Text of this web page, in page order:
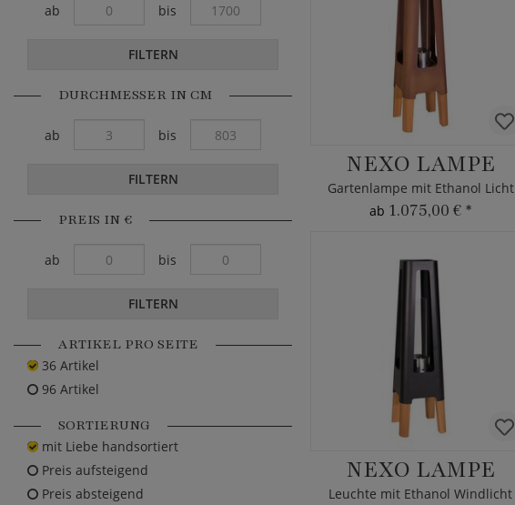
NEXO LAMPE
Gartenlampe mit Ethanol Licht
ab 1.075,00 € *
NEXO LAMPE
Leuchte mit Ethanol Windlicht
ab bis
FILTERN
DURCHMESSER IN CM
ab bis
FILTERN
PREIS IN €
ab bis
FILTERN
ARTIKEL PRO SEITE
36 Artikel
96 Artikel
SORTIERUNG
mit Liebe handsortiert
Preis aufsteigend
Preis absteigend